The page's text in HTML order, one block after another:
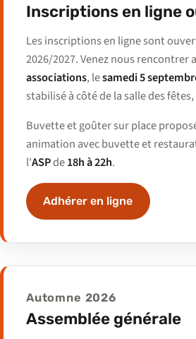
Inscriptions en ligne
Les inscriptions en ligne sont
2026/2027. Venez nous rencontrer
associations, lesamedi 5
stabilisé à côté de la salle des
Buvette et goûter sur place
animation avec buvette et
l'ASPde18h à 22h.
Adhérer en ligne
Automne 2026
Assemblée générale